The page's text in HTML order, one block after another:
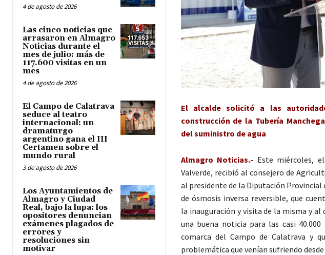
4 de agosto de 2026
Las cinco noticias que
arrasaron en Almagro
Noticias durante el
mes de julio: más de
117.600 visitas en un
mes
4 de agosto de 2026
El Campo de Calatrava
seduce al teatro
internacional: un
dramaturgo
argentino gana el III
Certamen sobre el
mundo rural
3 de agosto de 2026
Los Ayuntamientos de
Almagro y Ciudad
Real, bajo la lupa: los
opositores denuncian
exámenes plagados de
errores y
resoluciones sin
motivar
El alcalde solicitó a las
construcción de la Tubería
del suministro de agua
Almagro Noticias.- Este miércoles,
Valverde, recibió al consejero de
al presidente de la Diputación Provincial
de ósmosis inversa reversible, que
la inauguración y visita de la misma y
una buena noticia para las casi
comarca del Campo de Calatrava y
problemática que venían sufriendo